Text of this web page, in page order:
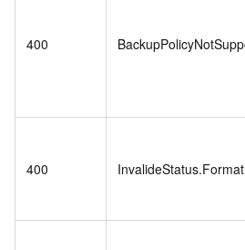
400
400 InvalideStatus.Format